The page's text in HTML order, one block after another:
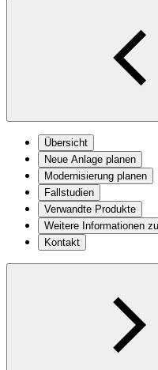
Übersicht
Neue Anlage planen
Modernisierung planen
Fallstudien
Verwandte Produkte
Weitere Informationen
Kontakt